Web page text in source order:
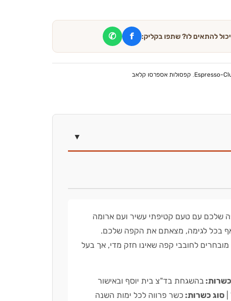
להתאים לו? שתפו בקליק: f
✆
Espresso-
, קפסולות אספרסו קלאב
שלכם עם טעם קטיפתי עשיר ועם ארומה
בכל לגימה, מצאתם את הקפה שלכם.
לחובבי קפה שאינו חזק מדי, אך בעל
כשרות: בהשגחת בד"צ בית יוסף ובאישור
סוג כשרות: כשר פרווה לכל ימות השנה